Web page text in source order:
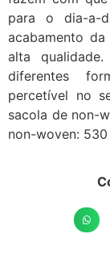
para o dia-a-
acabamento
alta
diferentes
percetível no
sacola de non-
non-woven: